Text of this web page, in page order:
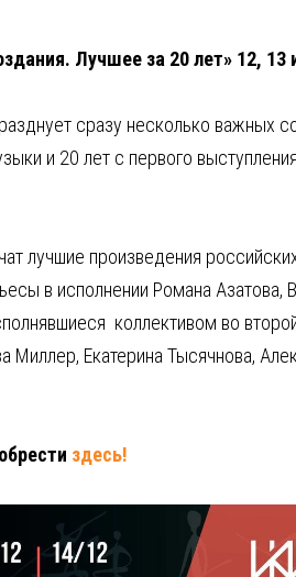
Лучшее за 20 лет» 12,
сразу несколько
и 20 лет с первого
лучшие произведения
в исполнении Романа
коллективом во
Миллер, Екатерина Тысячнова,
здесь!